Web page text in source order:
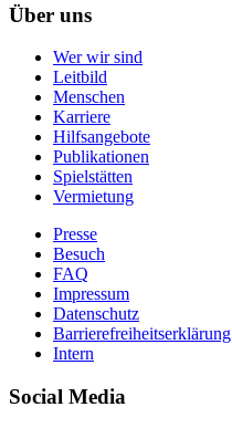
Über uns
Wer wir sind
Leitbild
Menschen
Karriere
Hilfsangebote
Publikationen
Spielstätten
Vermietung
Presse
Besuch
FAQ
Impressum
Datenschutz
Barrierefreiheitserklärung
Intern
Social Media